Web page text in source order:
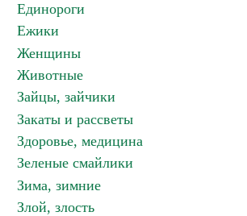
Единороги
Ежики
Женщины
Животные
Зайцы, зайчики
Закаты и рассветы
Здоровье, медицина
Зеленые смайлики
Зима, зимние
Злой, злость